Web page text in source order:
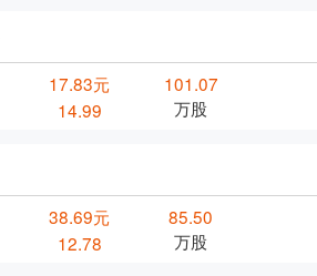
17.83元
14.99
101.07
万股
38.69元
12.78
85.50
万股